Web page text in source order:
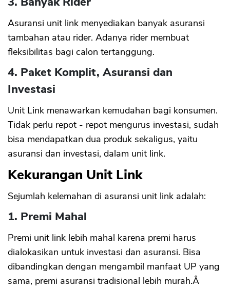
Asuransi unit link menyediakan banyak asuransi
tambahan atau rider. Adanya rider membuat
fleksibilitas bagi calon tertanggung.
4. Paket Komplit, Asuransi dan
Investasi
Unit Link menawarkan kemudahan bagi konsumen.
Tidak perlu repot - repot mengurus investasi, sudah
bisa mendapatkan dua produk sekaligus, yaitu
asuransi dan investasi, dalam unit link.
Kekurangan Unit Link
Sejumlah kelemahan di asuransi unit link adalah:
1. Premi Mahal
Premi unit link lebih mahal karena premi harus
dialokasikan untuk investasi dan asuransi. Bisa
dibandingkan dengan mengambil manfaat UP yang
sama, premi asuransi tradisional lebih murah.Â
OK
CANCEL